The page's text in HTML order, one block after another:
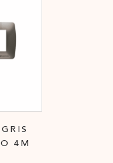
4M